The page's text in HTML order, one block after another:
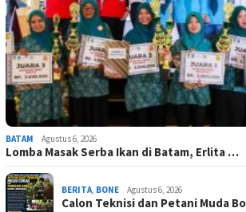
BATAM Agustus 6, 2026
Lomba Masak Serba Ikan di Batam, Erlita …
BERITA, BONE Agustus 6, 2026
Calon Teknisi dan Petani Muda